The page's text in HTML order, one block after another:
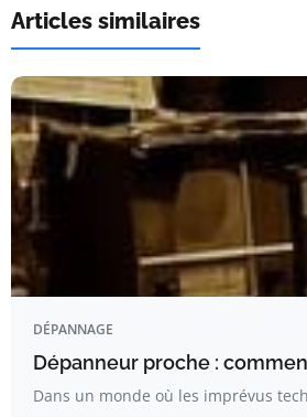
Articles similaires
DÉPANNAGE
Dépanneur proche :
Dans un monde où les imprévus